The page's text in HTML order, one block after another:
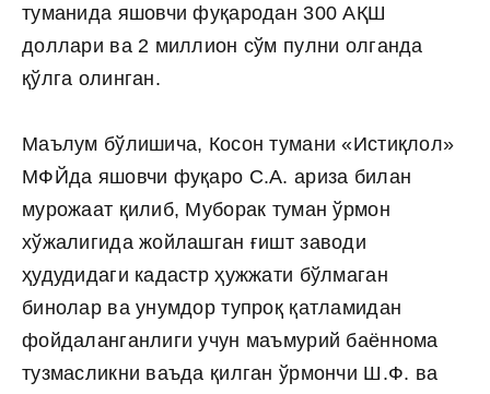
туманида яшовчи фуқародан 300 АҚШ
доллари ва 2 миллион сўм пулни олганда
қўлга олинган.
Маълум бўлишича, Косон тумани «Истиқлол»
МФЙда яшовчи фуқаро С.А. ариза билан
мурожаат қилиб, Муборак туман ўрмон
хўжалигида жойлашган ғишт заводи
ҳудудидаги кадастр ҳужжати бўлмаган
бинолар ва унумдор тупроқ қатламидан
фойдаланганлиги учун маъмурий баённома
тузмасликни ваъда қилган ўрмончи Ш.Ф. ва